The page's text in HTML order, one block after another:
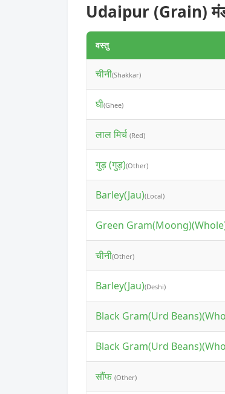
Udaipur (Grain)
वस्तु
चीनी(Shakkar)
घी(Ghee)
लाल मिर्च (Red)
गुड़ (गुड़)(Other)
Barley(Jau)(Local)
Green
चीनी(Other)
Barley(Jau)(Deshi)
Black Gram(Urd
Black Gram(Urd
सौंफ (Other)